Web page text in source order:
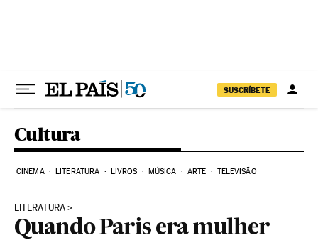
SUSCRÍBETE
Cultura
CINEMA LITERATURA LIVROS MÚSICA ARTE TELEVISÃO
LITERATURA
Quando Paris era mulher